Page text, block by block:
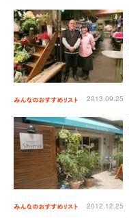
2013.09.25
2012.12.25